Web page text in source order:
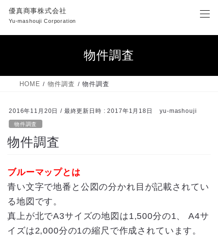
ン
キ
ー
に
優真商事株式会社
Yu-mashouji Corporation
物件調査
HOME 物件調査 物件調査
2016年11月20日 / 最終更新日時 :2017年1月18日 yu-mashouji
物件調査
物件調査
ブルーマップとは
青い文字で地番と公図の分かれ目が記載されてい
る地図です。
真上が北でA3サイズの地図は1,500分の1、 A4サ
イズは2,000分の1の縮尺で作成されています。